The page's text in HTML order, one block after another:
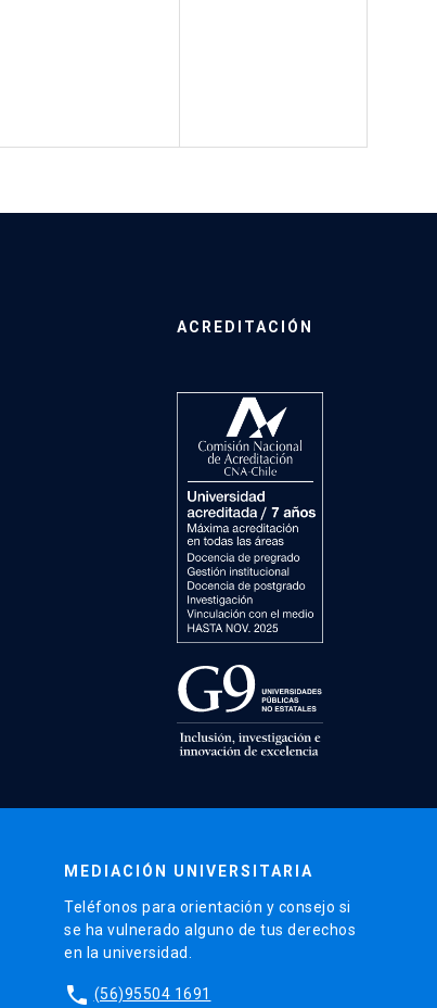
ACREDITACIÓN
MEDIACIÓN UNIVERSITARIA
Teléfonos para orientación y consejo si
se ha vulnerado alguno de tus derechos
en la universidad.
phone (56)95504 1691